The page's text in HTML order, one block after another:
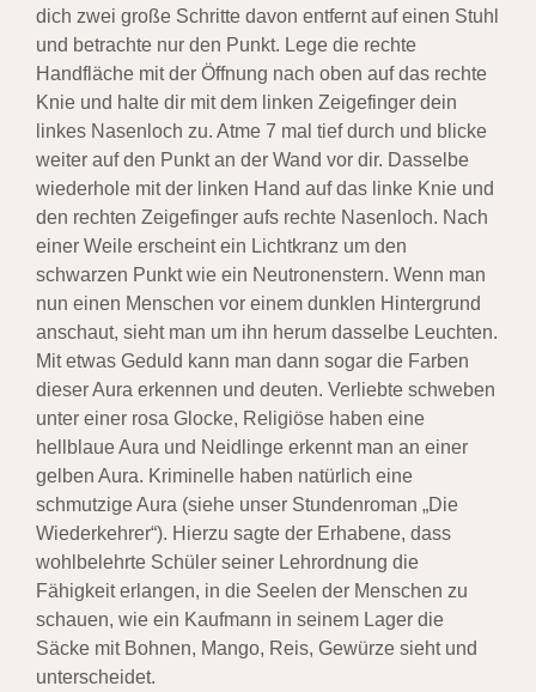
dich zwei große Schritte davon entfernt auf einen Stuhl
und betrachte nur den Punkt. Lege die rechte
Handfläche mit der Öffnung nach oben auf das rechte
Knie und halte dir mit dem linken Zeigefinger dein
linkes Nasenloch zu. Atme 7 mal tief durch und blicke
weiter auf den Punkt an der Wand vor dir. Dasselbe
wiederhole mit der linken Hand auf das linke Knie und
den rechten Zeigefinger aufs rechte Nasenloch. Nach
einer Weile erscheint ein Lichtkranz um den
schwarzen Punkt wie ein Neutronenstern. Wenn man
nun einen Menschen vor einem dunklen Hintergrund
anschaut, sieht man um ihn herum dasselbe Leuchten.
Mit etwas Geduld kann man dann sogar die Farben
dieser Aura erkennen und deuten. Verliebte schweben
unter einer rosa Glocke, Religiöse haben eine
hellblaue Aura und Neidlinge erkennt man an einer
gelben Aura. Kriminelle haben natürlich eine
schmutzige Aura (siehe unser Stundenroman „Die
Wiederkehrer“). Hierzu sagte der Erhabene, dass
wohlbelehrte Schüler seiner Lehrordnung die
Fähigkeit erlangen, in die Seelen der Menschen zu
schauen, wie ein Kaufmann in seinem Lager die
Säcke mit Bohnen, Mango, Reis, Gewürze sieht und
unterscheidet.